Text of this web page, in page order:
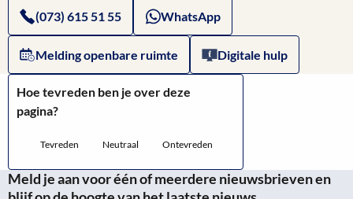
(073) 615 51 55 WhatsApp
Melding openbare ruimte Digitale hulp
Hoe tevreden ben je over deze
pagina?
Tevreden Neutraal Ontevreden
Meld je aan voor één of meerdere nieuwsbrieven en